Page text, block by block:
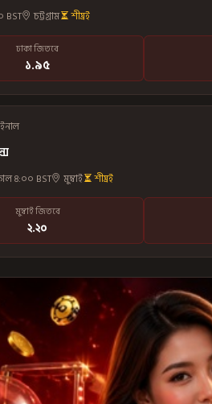
চট্টগ্রাম শীঘ্রই
ঢাকা জিতবে
১.৯৫
৪:০০ BST মুম্বাই শীঘ্রই
মুম্বাই জিতবে
২.২০